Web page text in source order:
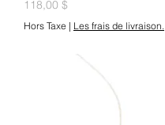
Prix
118,00 $
Hors Taxe | Les frais de livraison.